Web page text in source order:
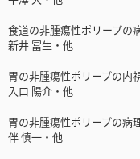
食道の非腫瘍性ポリープの
新井 冨生・他
胃の非腫瘍性ポリープの内
入口 陽介・他
胃の非腫瘍性ポリープの病
伴 慎一・他